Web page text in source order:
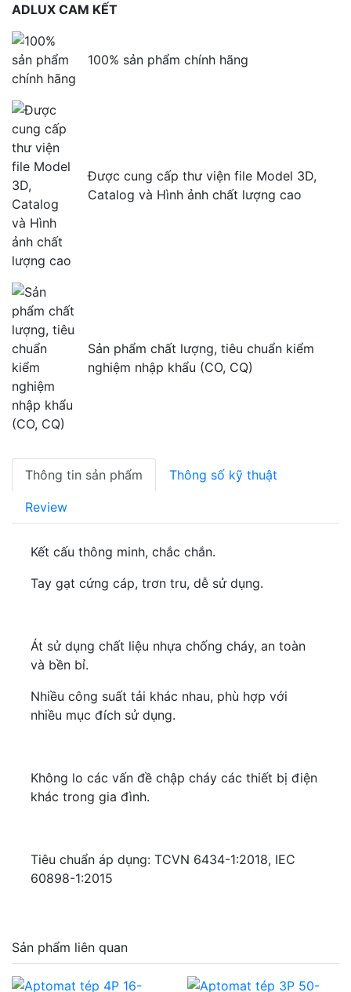
ADLUX CAM KẾT
100% sản phẩm chính hãng
Được cung cấp thư viện file Model 3D,
Catalog và Hình ảnh chất lượng cao
Sản phẩm chất lượng, tiêu chuẩn kiểm
nghiệm nhập khẩu (CO, CQ)
Thông tin sản phẩm Thông số kỹ thuật
Review
Kết cấu thông minh, chắc chắn.
Tay gạt cứng cáp, trơn tru, dễ sử dụng.
Át sử dụng chất liệu nhựa chống cháy, an toàn
và bền bỉ.
Nhiều công suất tải khác nhau, phù hợp với
nhiều mục đích sử dụng.
Không lo các vấn đề chập cháy các thiết bị điện
khác trong gia đình.
Tiêu chuẩn áp dụng: TCVN 6434-1:2018, IEC
60898-1:2015
Sản phẩm liên quan